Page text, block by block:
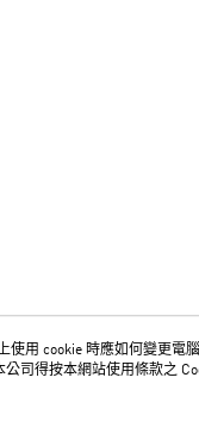
客服資訊
使用 cookie 時應如何變更電
司得按本網站使用條款之